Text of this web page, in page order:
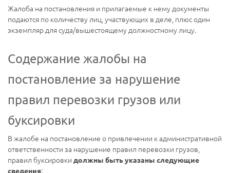
Жалоба на постановления и прилагаемые к нему документы
подаются по количеству лиц, участвующих в деле, плюс один
экземпляр для суда/вышестоящему должностному лицу.
Содержание жалобы на
постановление за нарушение
правил перевозки грузов или
буксировки
В жалобе на постановление о привлечении к административной
ответственности за нарушение правил перевозки грузов,
правил буксировки должны быть указаны следующие
сведения: